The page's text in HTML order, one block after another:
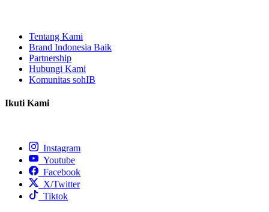
Tentang Kami
Brand Indonesia Baik
Partnership
Hubungi Kami
Komunitas sohIB
Ikuti Kami
Instagram
Youtube
Facebook
X/Twitter
Tiktok